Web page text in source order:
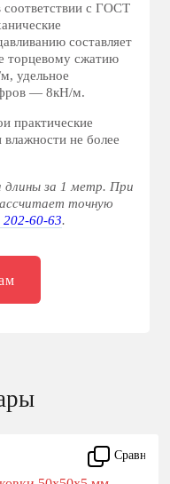
соответствии с ГОСТ
составляет
торцевому сжатию
удельное
— 8кН/м.
практические
влажности не более
длины за 1 метр. При
точную
202-60-63.
Сравнить